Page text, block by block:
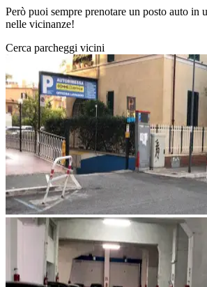
Però puoi sempre prenotare un posto auto in
nelle vicinanze!
Cerca parcheggi vicini